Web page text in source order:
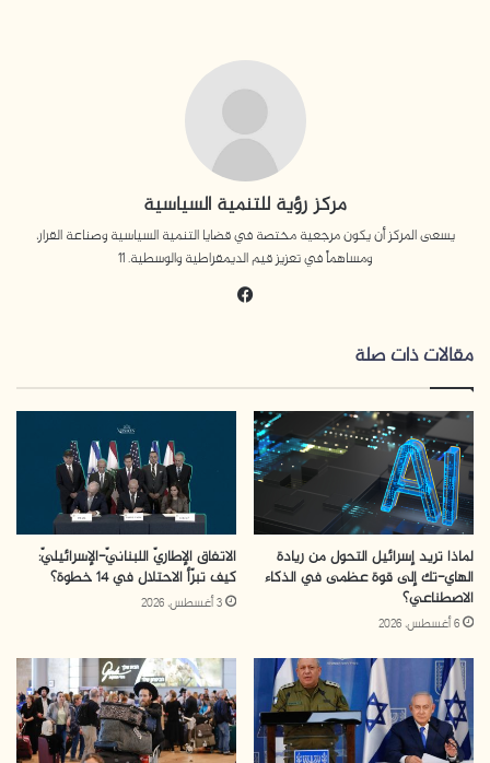
وكذلك على علاقاتها بالنساء الأشكينازيات من جهة،
والفلسطينيات من جهة أخرى.
. يعرّف المزراحيون على أنهم اليهود الشرقيون الذين قدموا
إلى إسرائيل من دول عربية كالمغرب والعراق واليمن ومصر،
وأصبحوا مواطنين في إسرائيل ويشكلون الشريحة الأكبر عددًا
من الناحية الديموغرافية فيها، ولكنهم يحظون بمكانة متدنية
قليلاً من مكانة الفلسطينيين.
مركز رؤية للتنمية السياسية
يسعى المركز أن يكون مرجعية مختصة في قضايا التنمية السياسية وصناعة القرار،
ومساهماً في تعزيز قيم الديمقراطية والوسطية. 11
مقالات ذات صلة
لماذا تريد إسرائيل التحول من ريادة
الهاي-تك إلى قوة عظمى في الذكاء
الاصطناعي؟
6 أغسطس، 2026
الاتفاق الإطاريّ اللبنانيّ-الإسرائيليّ:
كيف تبرّأ الاحتلال في 14 خطوة؟
3 أغسطس، 2026